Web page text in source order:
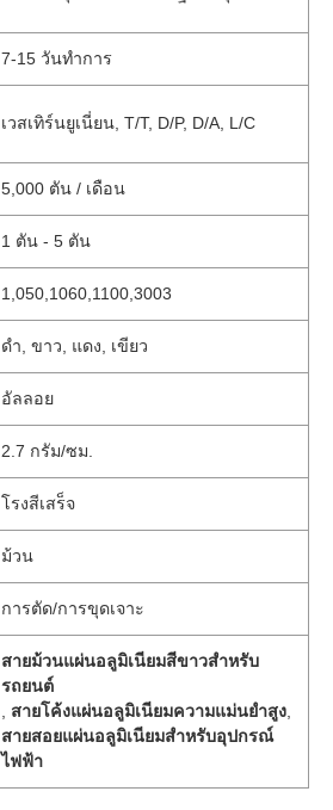
7-15 วันทำการ
เวสเทิร์นยูเนี่ยน, T/T, D/P, D/A, L/C
5,000 ตัน / เดือน
1 ตัน - 5 ตัน
1,050,1060,1100,3003
ดำ, ขาว, แดง, เขียว
อัลลอย
2.7 กรัม/ซม.
โรงสีเสร็จ
ม้วน
การตัด/การขุดเจาะ
สายม้วนแผ่นอลูมิเนียมสีขาวสําหรับ
รถยนต์
สายโค้งแผ่นอลูมิเนียมความแม่นยําสูง
สายสอยแผ่นอลูมิเนียมสําหรับอุปกรณ์
ไฟฟ้า